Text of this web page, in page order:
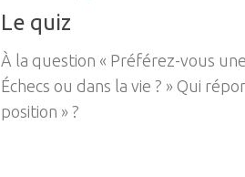
Le quiz
À la question « Préférez-vous
Échecs ou dans la vie ? » Qui
position » ?